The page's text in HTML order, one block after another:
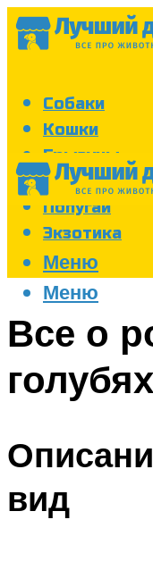
Собаки
Кошки
Грызуны
Аквариум
Попугаи
Экзотика
Меню
Меню
Все о
вид